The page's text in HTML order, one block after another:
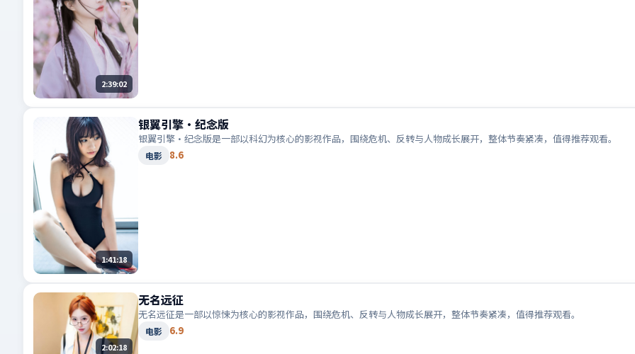
2:39:02
1:41:18
银翼引擎·纪念版
银翼引擎·纪念版是一部以科幻为核心的影视作品，围绕危机、反转与人物成长展开，整体节奏紧凑，值得推荐观看。
电影 8.6
2:02:18
无名远征
无名远征是一部以惊悚为核心的影视作品，围绕危机、反转与人物成长展开，整体节奏紧凑，值得推荐观看。
电影 6.9